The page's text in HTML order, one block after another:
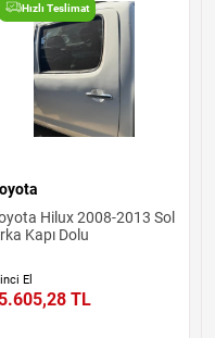
Hızlı Teslimat
Hilux 2008-2013 Sol
Kapı Dolu
El
TL